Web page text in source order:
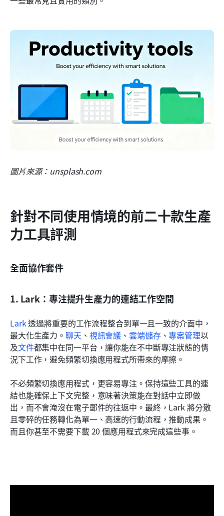
圖片來源：unsplash.com
針對不同使用情境的前二十款生產
力工具評測
全面協作套件
1. Lark：專注提升生產力的連結工作空間
Lark 透過將重要的工作流程整合到單一且一致的介面中，
最大化生產力。聊天 、 視訊會議 、雲端儲存、專案管理以
及文件都集中在同一平台，讓你能在不中斷專注狀態的情
況下工作，避免頻繁切換應用程式所帶來的摩擦。
不必頻繁切換應用程式，更容易專注。保持這些工具的連
結也能確保上下文完整，意味著決策能在對話中立即做
出，而不會淹沒在電子郵件的往返中。最終，Lark 將分散
且零碎的任務轉化為單一、高速的行動流程，推動成果。
而且你甚至不需要下載 20 個應用程式來完成這些事。